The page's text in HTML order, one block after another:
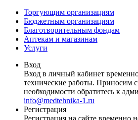
Торгующим организациям
Бюджетным организациям
Благотворительным фондам
Аптекам и магазинам
Услуги
Вход
Вход в личный кабинет
технические работы. Приносим
необходимости обратитесь к
info@medtehnika-1.ru
Регистрация
Регистрация на сайте временно